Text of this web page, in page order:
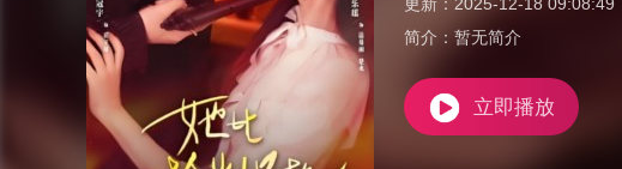
简介： 暂无简介
立即播放